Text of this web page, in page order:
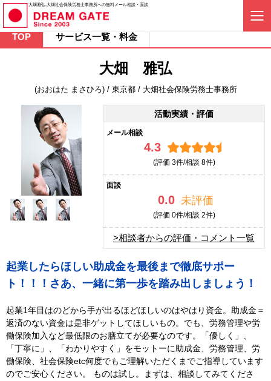
大畑雅弘-大畑社会保険労務士事務所への無料メール相談・面談
TOP サービス一覧・料金
大畑 雅弘
(おおはた まさひろ) / 東京都 / 大畑社会保険労務士事務所
活動実績・評価
メール相談
4.3
(評価 3件/相談 8件)
面談
0.0 未評価
(評価 0件/相談 2件)
>相談者からの評価・コメント一覧
起業したらほしい助成金を最後まで徹底サポー
ト！！！さあ、一緒に第一歩を踏み出しましょう！
起業1年目はのどから手が出るほどほしいのはやはり資金。助成金＝
返済のない資金は是非ゲットしてほしいもの。でも、労務管理や労
働保険加入など最低限のお膳立てが必要なのです。「優しく」、
「丁寧に」、「わかりやすく」をモットーに助成金、労務管理、労
働保険、社会保険etc何度でもご理解いただくまでご指導しています
のでご安心ください。 ものは試し。まずは、相談してみてくださ